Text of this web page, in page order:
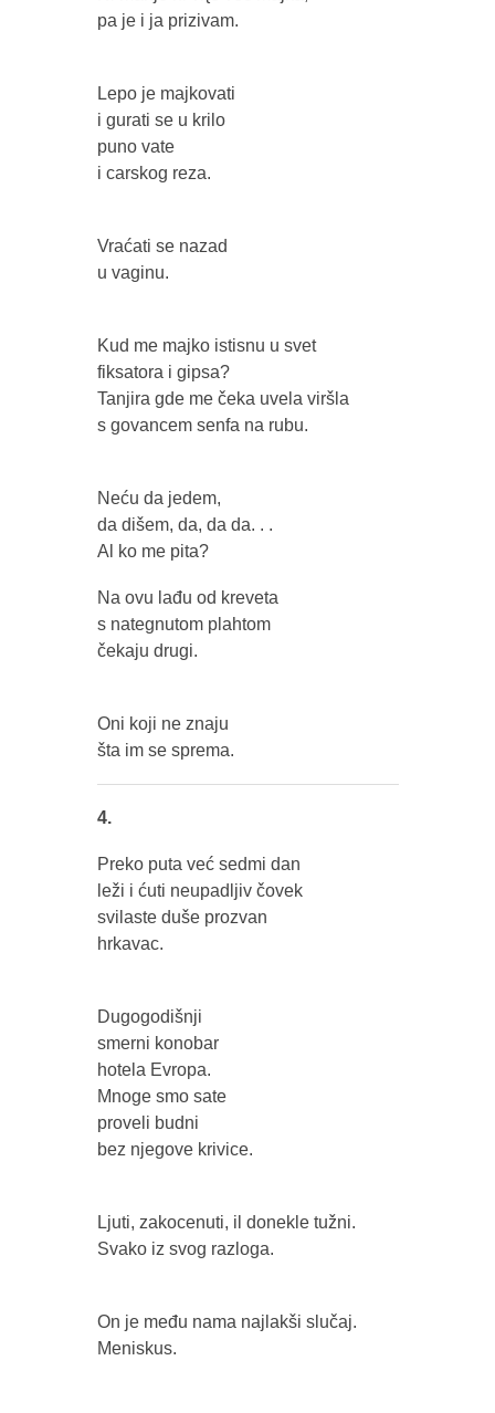
pa je i ja prizivam.
Lepo je majkovati
i gurati se u krilo
puno vate
i carskog reza.
Vraćati se nazad
u vaginu.
Kud me majko istisnu u svet
fiksatora i gipsa?
Tanjira gde me čeka uvela viršla
s govancem senfa na rubu.
Neću da jedem,
da dišem, da, da da. . .
Al ko me pita?
Na ovu lađu od kreveta
s nategnutom plahtom
čekaju drugi.
Oni koji ne znaju
šta im se sprema.
4.
Preko puta već sedmi dan
leži i ćuti neupadljiv čovek
svilaste duše prozvan
hrkavac.
Dugogodišnji
smerni konobar
hotela Evropa.
Mnoge smo sate
proveli budni
bez njegove krivice.
Ljuti, zakocenuti, il donekle tužni.
Svako iz svog razloga.
On je među nama najlakši slučaj.
Meniskus.